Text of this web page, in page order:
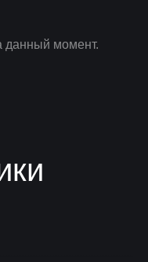
данный момент.